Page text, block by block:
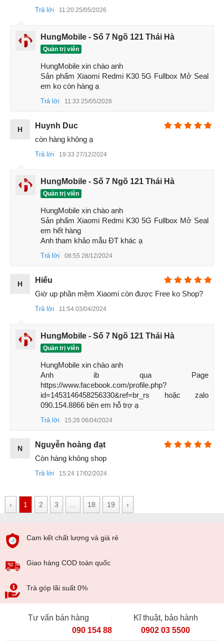
Xiaomi Redmi K30 5G
Ngoài ra, Redmi K30 5G cũng được hỗ trợ chuẩn WiFi 6
3. Trải nghiệm màn hình 120Hz
Xiaomi Redmi K30 được trang bị màn hình đục lỗ 6.67 inch,
sử dụng tấm nềnIPS LCDvới
Xiaomi Redmi K30 5G
Khi màn hiện tại tần số quét màn của smartphone chỉ dừng
60Hzhay90Hzthì tần số quét màn 120Hz trên Redmi
K30 5G đã đánh bẹp mọi đối thủ cùng phân khúc. Với
Redmi K30 5G bạn sẽ có những trải nghiệm, nhanh mượt,
các thao tac vuốt chạm không có bất kì độ trễ nào.
Camera sau của Xiaomi Redmi K30 được bối trí khá độc
đáo. Sản phẩm gồm 4 Camera: 64 MP, f/1.8, 26mm (góc
rộng) + 8 MP (Zoom) + 5 MP (siêu rộng) + 2 MP (Xoá phông)
sự cân đối cũng như tạo điểm nhấn cho Camera.
Trả lời 11:20 25/05/2026
HungMobile - Số 7 Ngõ 121 Thái Hà
Quản trị viên
HungMobile xin chào anh
Sản phẩm Xiaomi Redmi K30 5G Fullbox Mở Seal
em ko còn hàng ạ
Trả lời 11:33 25/05/2026
H
Huynh Duc
còn hàng không ạ
Trả lời 19:33 27/12/2024
HungMobile - Số 7 Ngõ 121 Thái Hà
Quản trị viên
HungMobile xin chào anh
Sản phẩm Xiaomi Redmi K30 5G Fullbox Mở Seal
em hết hàng
Anh tham khảo mẫu ĐT khác ạ
Trả lời 08:55 28/12/2024
H
Hiếu
Giờ up phần mềm Xiaomi còn được Free ko Shop?
Trả lời 11:54 03/04/2024
HungMobile - Số 7 Ngõ 121 Thái Hà
Quản trị viên
HungMobile xin chào anh
Anh ib qua Page
https://www.facebook.com/profile.php?
id=1453146458256330&ref=br_rs hoặc zalo
090.154.8866 bên em hỗ trợ ạ
Trả lời 15:26 06/04/2024
N
Nguyễn hoàng đạt
Còn hàng không shop
Trả lời 15:24 17/02/2024
‹ 1 2 3 ... 18 19 ›
Cam kết chất lượng và giá rẻ
Giao hàng COD toàn quốc
Trả góp lãi suất 0%
Tư vấn bán hàng
090 154 8866
Kĩ thuật, bảo hành
0902 03 5500